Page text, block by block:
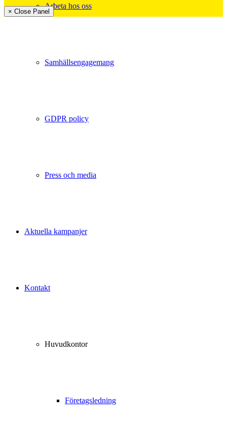
Arbeta hos oss
Samhällsengagemang
GDPR policy
Press och media
Aktuella kampanjer
Kontakt
Huvudkontor
Företagsledning
× Close Panel